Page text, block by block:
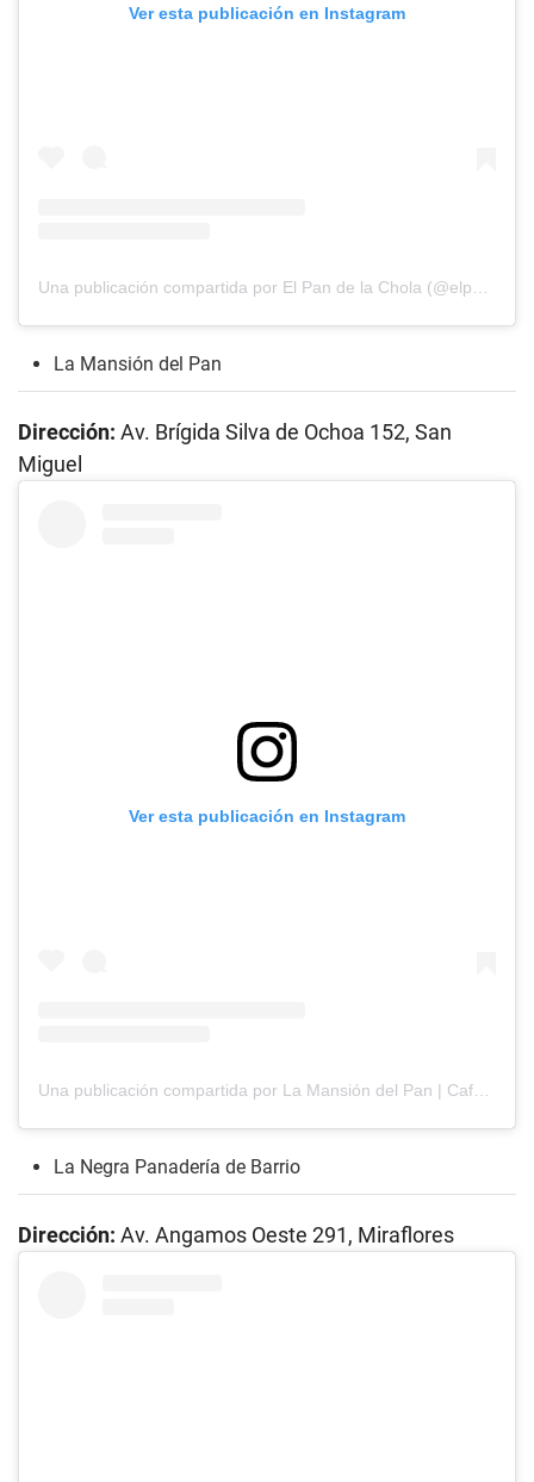
Ver esta publicación en Instagram
La Mansión del Pan
Dirección: Av. Brígida Silva de Ochoa 152, San
Miguel
Ver esta publicación en Instagram
Una publicación compartida por La Mansión del Pan | Cafetería - Panadería - Pastelería (@lamansiondelpan)
La Negra Panadería de Barrio
Dirección: Av. Angamos Oeste 291, Miraflores